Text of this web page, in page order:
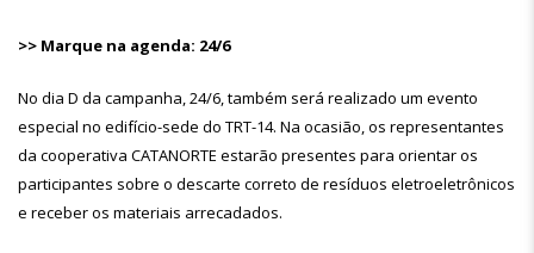
>> Marque na agenda: 24/6
No dia D da campanha, 24/6, também será realizado um evento
especial no edifício-sede do TRT-14. Na ocasião, os representantes
da cooperativa CATANORTE estarão presentes para orientar os
participantes sobre o descarte correto de resíduos eletroeletrônicos
e receber os materiais arrecadados.